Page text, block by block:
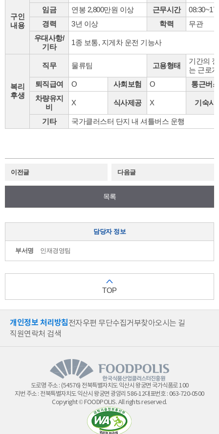
구인
내용
임금
연봉 2,800만원 이상 근무시간
경력
3년 이상 학력
무관
우대사항/
기타
1종 보통, 지게차 운전 기능사
복리
후생
직무 물류팀 고용형태
기간의
는 근로
퇴직급여
O 사회보험 O
통근버스
차량유지
비
X 식사제공 X 기숙사
기타 국가클러스터 단지 내 셔틀버스 운행
이전글 다음글
목록
담당자 정보
부서명 인재경영팀
TOP
개인정보 처리방침전자우편 무단수집거부찾아오시는 길
직원연락처 검색
도로명 주소 : (54576) 전북특별자치도 익산시 왕궁면 국가식품로 100
지번 주소 : 전북특별자치도 익산시 왕궁면 광암리 586-12대표번호 : 063-720-0500
Copyright © FOODPOLIS. All rights reserved.